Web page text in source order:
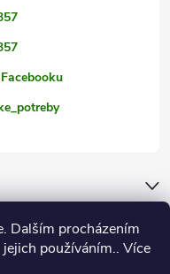
Dalším procházením
používáním.. Více